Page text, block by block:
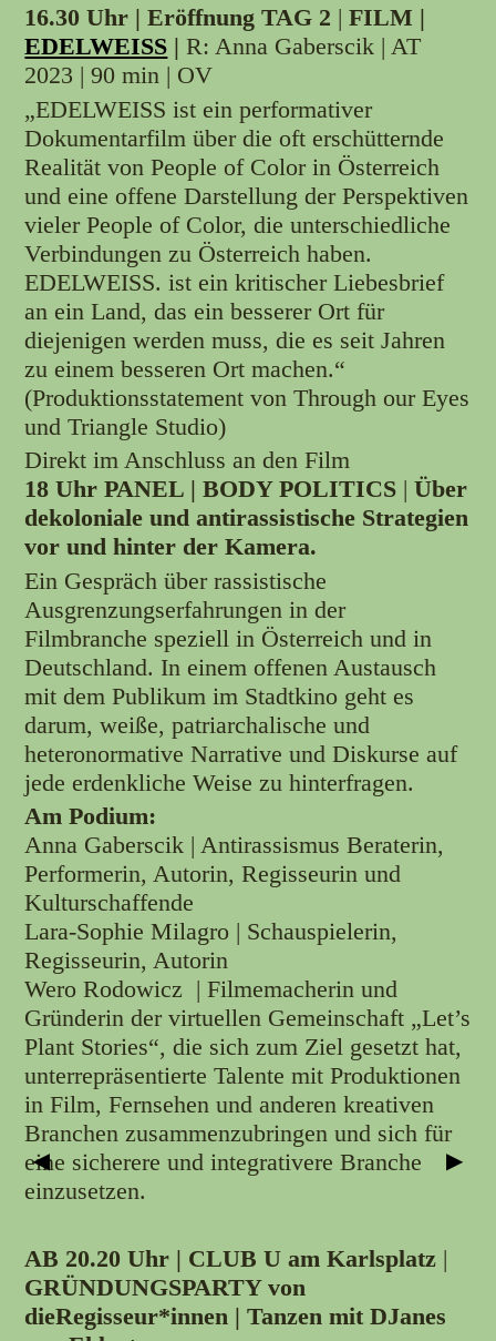
▶ ▶
16.30 Uhr | Eröffnung TAG 2 |FILM |
EDELWEISS |R: Anna Gaberscik | AT
2023 | 90 min | OV
„EDELWEISS ist ein performativer
Dokumentarfilm über die oft erschütternde
Realität von People of Color in Österreich
und eine offene Darstellung der Perspektiven
vieler People of Color, die unterschiedliche
Verbindungen zu Österreich haben.
EDELWEISS. ist ein kritischer Liebesbrief
an ein Land, das ein besserer Ort für
diejenigen werden muss, die es seit Jahren
zu einem besseren Ort machen.“
(Produktionsstatement von Through our Eyes
und Triangle Studio)
Direkt im Anschluss an den Film
18 Uhr PANEL | BODY POLITICS |Über
dekoloniale und antirassistische Strategien
vor und hinter der Kamera.
Ein Gespräch über rassistische
Ausgrenzungserfahrungen in der
Filmbranche speziell in Österreich und in
Deutschland. In einem offenen Austausch
mit dem Publikum im Stadtkino geht es
darum, weiße, patriarchalische und
heteronormative Narrative und Diskurse auf
jede erdenkliche Weise zu hinterfragen.
Am Podium:
Anna Gaberscik | Antirassismus Beraterin,
Performerin, Autorin, Regisseurin und
Kulturschaffende
Lara-Sophie Milagro | Schauspielerin,
Regisseurin, Autorin
Wero Rodowicz | Filmemacherin und
Gründerin der virtuellen Gemeinschaft „Let’s
Plant Stories“, die sich zum Ziel gesetzt hat,
unterrepräsentierte Talente mit Produktionen
in Film, Fernsehen und anderen kreativen
Branchen zusammenzubringen und sich für
eine sicherere und integrativere Branche
einzusetzen.
AB 20.20 Uhr | CLUB U am Karlsplatz |
GRÜNDUNGSPARTY von
dieRegisseur*innen | Tanzen mit DJanes